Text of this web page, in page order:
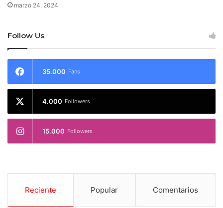
marzo 24, 2024
Follow Us
35.000 Fans
4.000 Followers
15.000 Followers
Reciente Popular Comentarios